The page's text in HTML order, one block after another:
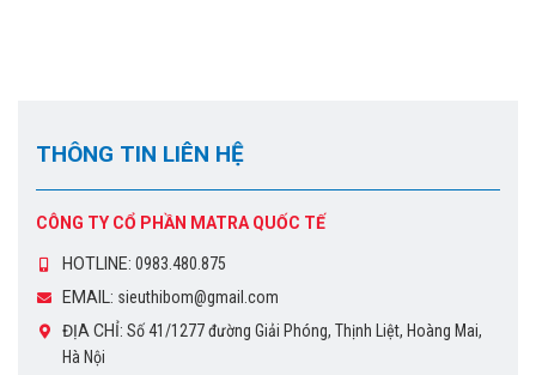
THÔNG TIN LIÊN HỆ
CÔNG TY CỔ PHẦN MATRA QUỐC TẾ
HOTLINE: 0983.480.875
EMAIL: sieuthibom@gmail.com
ĐỊA CHỈ: Số 41/1277 đường Giải Phóng, Thịnh Liệt, Hoàng Mai,
Hà Nội